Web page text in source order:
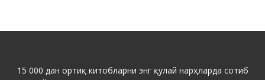
15 000 дан ортиқ китобларни энг қулай нарҳларда сотиб